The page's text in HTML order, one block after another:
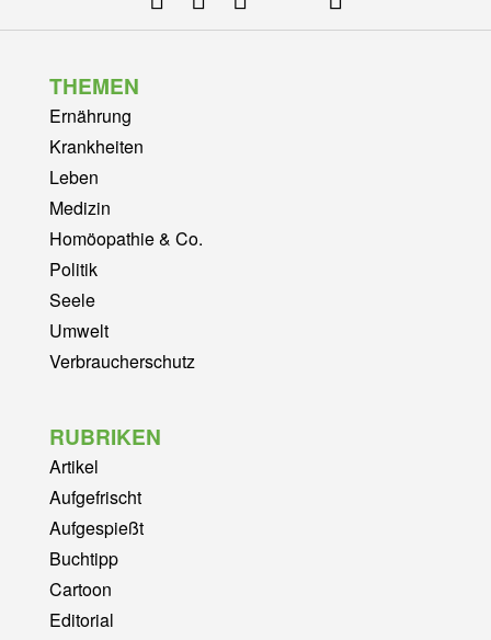
THEMEN
Ernährung
Krankheiten
Leben
Medizin
Homöopathie & Co.
Politik
Seele
Umwelt
Verbraucherschutz
RUBRIKEN
Artikel
Aufgefrischt
Aufgespießt
Buchtipp
Cartoon
Editorial